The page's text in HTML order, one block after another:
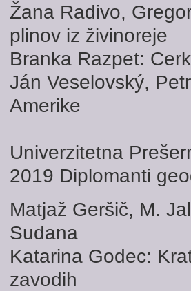
Žana Radivo,
plinov iz živinoreje
Branka Razpet:
Ján Veselovský,
Amerike
Univerzitetna
2019 Diplomanti
Matjaž Geršič, M.
Sudana
Katarina Godec:
zavodih